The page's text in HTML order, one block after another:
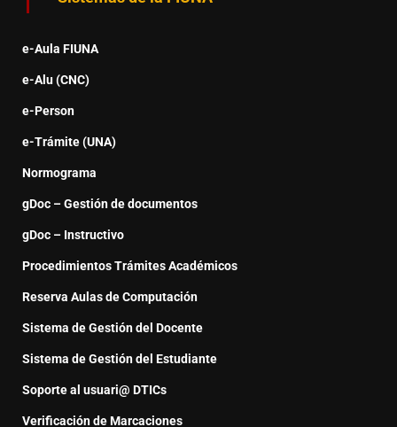
e-Aula FIUNA
e-Alu (CNC)
e-Person
e-Trámite (UNA)
Normograma
gDoc – Gestión de documentos
gDoc – Instructivo
Procedimientos Trámites Académicos
Reserva Aulas de Computación
Sistema de Gestión del Docente
Sistema de Gestión del Estudiante
Soporte al usuari@ DTICs
Verificación de Marcaciones